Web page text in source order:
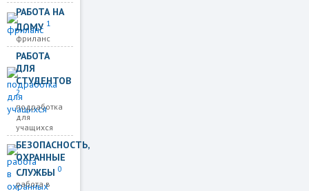
РАБОТА НА
ДОМУ 1
фриланс
РАБОТА
ДЛЯ
СТУДЕНТОВ
2
подработка
для
учащихся
БЕЗОПАСНОСТЬ,
ОХРАННЫЕ
СЛУЖБЫ0
работа в